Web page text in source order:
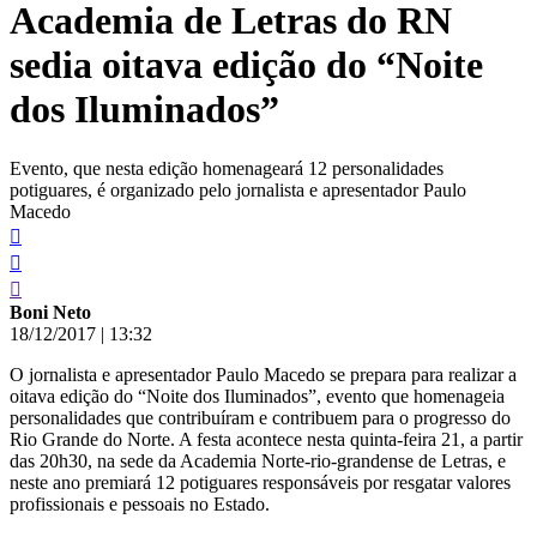
conteúdo
Academia de Letras do RN
sedia oitava edição do “Noite
dos Iluminados”
Evento, que nesta edição homenageará 12 personalidades
potiguares, é organizado pelo jornalista e apresentador Paulo
Macedo
Boni Neto
18/12/2017 | 13:32
O jornalista e apresentador Paulo Macedo se prepara para realizar a
oitava edição do “Noite dos Iluminados”, evento que homenageia
personalidades que contribuíram e contribuem para o progresso do
Rio Grande do Norte. A festa acontece nesta quinta-feira 21, a partir
das 20h30, na sede da Academia Norte-rio-grandense de Letras, e
neste ano premiará 12 potiguares responsáveis por resgatar valores
profissionais e pessoais no Estado.